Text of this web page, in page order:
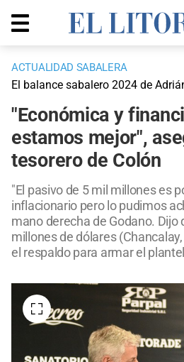
ACTUALIDAD SABALERA
El balance sabalero 2024 de
"Económica y
estamos mejor",
tesorero de Colón
"El pasivo de 5 mil millones es
inflacionario pero lo pudimos
mano derecha de Godano. Dijo
millones de dólares
el respaldo para armar el